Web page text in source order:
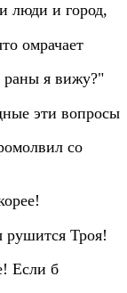
люди и город,
омрачает
раны я вижу?"
эти вопросы
со
рушится Троя!
Если б